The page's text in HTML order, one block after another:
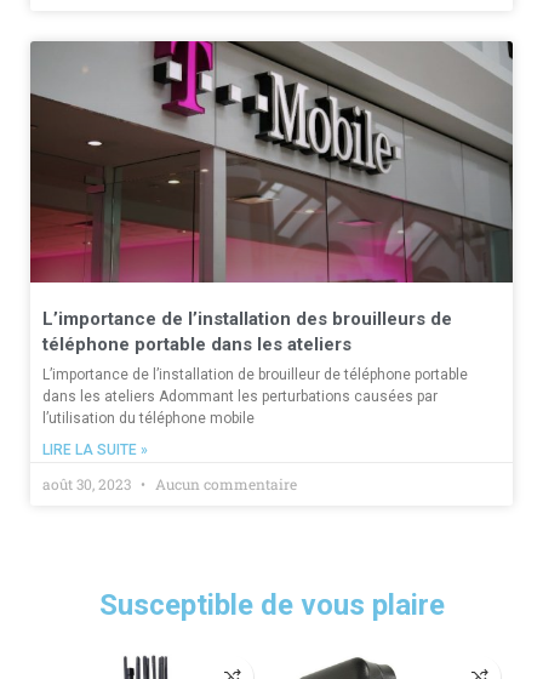
L’importance de l’installation des brouilleurs de
téléphone portable dans les ateliers
L’importance de l’installation de brouilleur de téléphone portable
dans les ateliers Adommant les perturbations causées par
l’utilisation du téléphone mobile
LIRE LA SUITE »
août 30, 2023 Aucun commentaire
Susceptible de vous plaire